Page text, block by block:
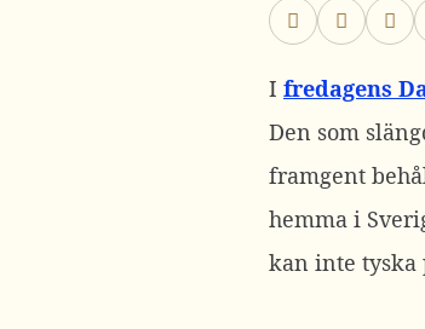
I fredagens
Den som
framgent
hemma i
kan inte